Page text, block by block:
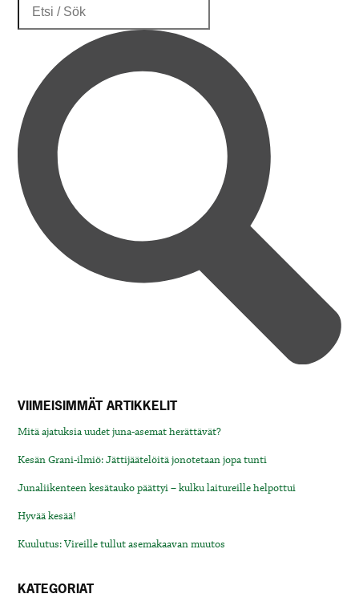
VIIMEISIMMÄT ARTIKKELIT
Mitä ajatuksia uudet juna-asemat herättävät?
Kesän Grani-ilmiö: Jättijäätelöitä jonotetaan jopa tunti
Junaliikenteen kesätauko päättyi – kulku laitureille helpottui
Hyvää kesää!
Kuulutus: Vireille tullut asemakaavan muutos
KATEGORIAT